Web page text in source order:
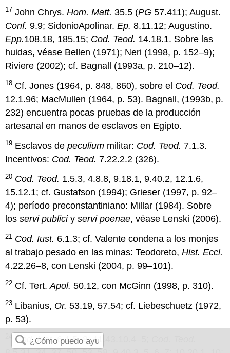
17 John Chrys.Hom. Matt.35.5 (PG57.411); August.
Conf.9.9; SidonioApolinar.Ep.8.11.12; Augustino.
Epp.108.18, 185.15; Cod. Teod. 14.18.1. Sobre las
huidas, véase Bellen (1971); Neri (1998, p. 152–9);
Riviere (2002); cf. Bagnall (1993a, p. 210–12).
18 Cf. Jones (1964, p. 848, 860), sobre el Cod. Teod.
12.1.96; MacMullen (1964, p. 53). Bagnall, (1993b, p.
232) encuentra pocas pruebas de la producción
artesanal en manos de esclavos en Egipto.
19 Esclavos depeculium militar: Cod. Teod. 7.1.3.
Incentivos: Cod. Teod. 7.22.2.2 (326).
20 Cod. Teod. 1.5.3, 4.8.8, 9.18.1, 9.40.2, 12.1.6,
15.12.1; cf. Gustafson (1994); Grieser (1997, p. 92–
4); período preconstantiniano: Millar (1984). Sobre
losservi publiciyservi poenae, véase Lenski (2006).
21 Cod. Iust. 6.1.3; cf. Valente condena a los monjes
al trabajo pesado en las minas: Teodoreto,Hist. Eccl.
4.22.26–8, con Lenski (2004, p. 99–101).
22 Cf. Tert.Apol.50.12, con McGinn (1998, p. 310).
23 Libanius, Or.53.19, 57.54; cf. Liebeschuetz (1972,
p. 53).
24 Cod. Iust.6.1.5, 8; 11.43.10.4–5;